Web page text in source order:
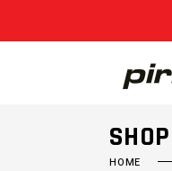
SHOP
HOME